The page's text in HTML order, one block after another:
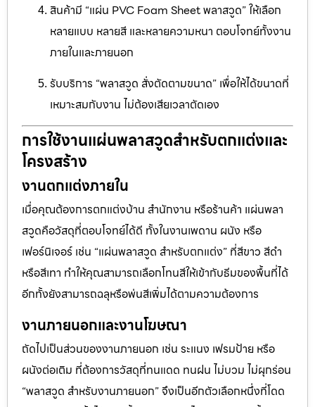
สินค้ามี “แผ่น PVC Foam Sheet พลาสวูด” ให้เลือก
หลายแบบ หลายสี และหลายความหนา ตอบโจทย์ทั้งงาน
ภายในและภายนอก
รับบริการ “พลาสวูด สั่งตัดตามขนาด” เพื่อให้ได้ขนาดที่
เหมาะสมกับงาน ไม่ต้องเสียเวลาตัดเอง
การใช้งานแผ่นพลาสวูดสำหรับตกแต่งและ
โครงสร้าง
งานตกแต่งภายใน
เมื่อคุณต้องการตกแต่งบ้าน สำนักงาน หรือร้านค้า แผ่นพลา
สวูดคือวัสดุที่ตอบโจทย์ได้ดี ทั้งในงานเพดาน ผนัง หรือ
เฟอร์นิเจอร์ เช่น “แผ่นพลาสวูด สำหรับตกแต่ง” ที่สีขาว สีดำ
หรือสีเทา ทำให้คุณสามารถเลือกโทนสีให้เข้ากับธีมของพื้นที่ได้
อีกทั้งยังสามารถฉลุหรือพ่นสีเพิ่มได้ตามความต้องการ
งานภายนอกและงานโฆษณา
ถัดไปเป็นส่วนของงานภายนอก เช่น ระแนง เฟรมป้าย หรือ
ผนังต่อเติม ที่ต้องการวัสดุที่ทนแดด ทนฝน ไม่บวม ไม่ผุกร่อน
“พลาสวูด สำหรับงานภายนอก” จึงเป็นอีกตัวเลือกหนึ่งที่โดด